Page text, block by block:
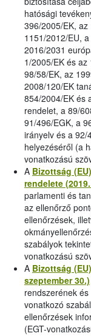
hatósági
396/2005/EK,
1151/2012/EU,
2016/2031
1/2005/EK és
98/58/EK, az
2008/120/EK
854/2004/EK és
rendelet, a 89/
91/496/EGK, a
irányelv és a 92/
helyezéséről (a
vonatkozású
A Bizottság
rendelete
parlamenti és
az ellenőrző
ellenőrzések,
szabályok
vonatkozású
A Bizottság
szeptember 30.)
rendszerének
vonatkozó
ellenőrzések
(EGT-